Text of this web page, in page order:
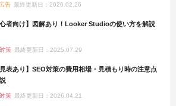
告 最終更新日：2026.02.26
心者向け】図解あり！Looker Studioの使い方を解説
策 最終更新日：2025.07.29
見表あり】SEO対策の費用相場・見積もり時の注意点
策 最終更新日：2026.04.21